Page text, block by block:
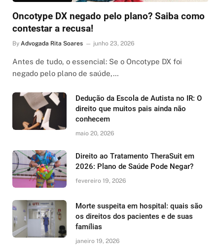
Oncotype DX negado pelo plano? Saiba como
contestar a recusa!
By Advogada Rita Soares junho 23, 2026
Antes de tudo, o essencial: Se o Oncotype DX foi
negado pelo plano de saúde,…
Dedução da Escola de Autista no IR: O
direito que muitos pais ainda não
conhecem
maio 20, 2026
Direito ao Tratamento TheraSuit em
2026: Plano de Saúde Pode Negar?
fevereiro 19, 2026
Morte suspeita em hospital: quais são
os direitos dos pacientes e de suas
famílias
janeiro 19, 2026